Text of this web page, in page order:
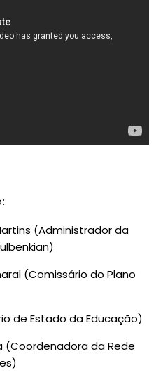
(Administrador da
(Comissário do Plano
de Estado da Educação)
(Coordenadora da Rede